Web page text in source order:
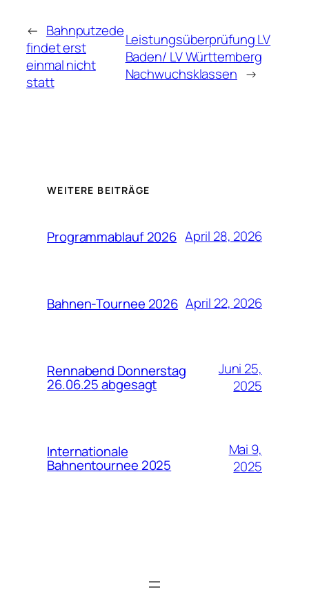
← Bahnputzede
findet erst
einmal nicht
statt
Leistungsüberprüfung LV
Baden/ LV Württemberg
Nachwuchsklassen →
WEITERE BEITRÄGE
Programmablauf 2026 April 28, 2026
Bahnen-Tournee 2026 April 22, 2026
Rennabend Donnerstag
26.06.25 abgesagt
Juni 25,
2025
Internationale
Bahnentournee 2025
Mai 9,
2025